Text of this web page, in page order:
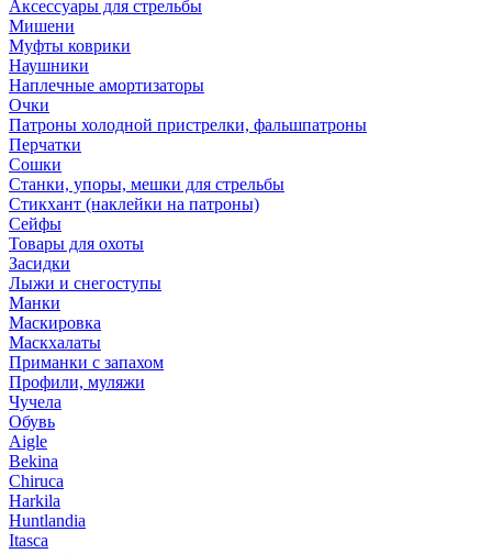
Аксессуары для стрельбы
Мишени
Муфты коврики
Наушники
Наплечные амортизаторы
Очки
Патроны холодной пристрелки, фальшпатроны
Перчатки
Сошки
Станки, упоры, мешки для стрельбы
Стикхант (наклейки на патроны)
Сейфы
Товары для охоты
Засидки
Лыжи и снегоступы
Манки
Маскировка
Маскхалаты
Приманки с запахом
Профили, муляжи
Чучела
Обувь
Aigle
Bekina
Chiruсa
Harkila
Huntlandia
Itasca